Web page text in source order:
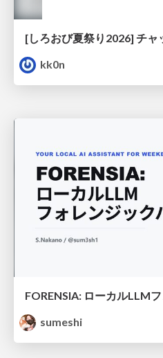
kk0n
FORENSIA: ローカルLLM
sumeshi